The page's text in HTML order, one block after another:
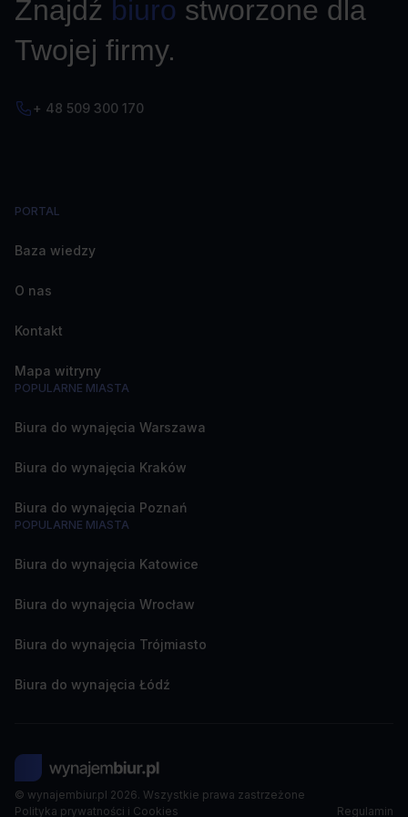
Znajdź biuro stworzone dla
Twojej firmy.
+ 48 509 300 170
PORTAL
Baza wiedzy
O nas
Kontakt
Mapa witryny
POPULARNE MIASTA
Biura do wynajęcia Warszawa
Biura do wynajęcia Kraków
Biura do wynajęcia Poznań
POPULARNE MIASTA
Biura do wynajęcia Katowice
Biura do wynajęcia Wrocław
Biura do wynajęcia Trójmiasto
Biura do wynajęcia Łódź
© wynajembiur.pl 2026. Wszystkie prawa zastrzeżone
Polityka prywatności i Cookies
Regulamin